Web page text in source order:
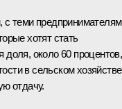
с теми
хотят стать
доля, около 60 процентов,
в сельском
отдачу.